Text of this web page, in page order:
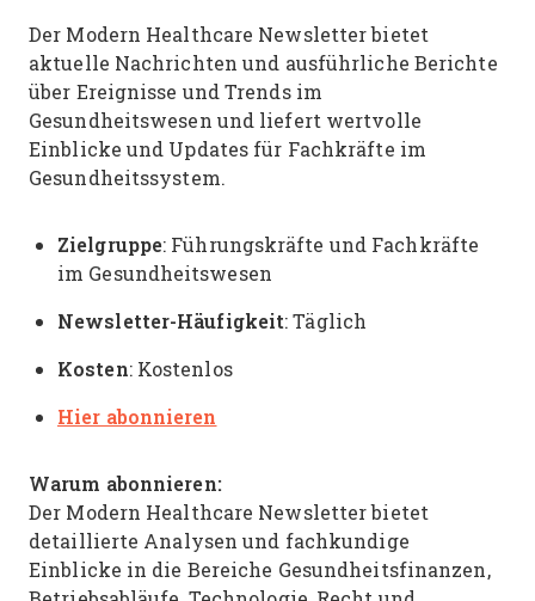
Der Modern Healthcare Newsletter bietet
aktuelle Nachrichten und ausführliche Berichte
über Ereignisse und Trends im
Gesundheitswesen und liefert wertvolle
Einblicke und Updates für Fachkräfte im
Gesundheitssystem.
Zielgruppe: Führungskräfte und Fachkräfte
im Gesundheitswesen
Newsletter-Häufigkeit: Täglich
Kosten: Kostenlos
Hier abonnieren
Warum abonnieren:
Der Modern Healthcare Newsletter bietet
detaillierte Analysen und fachkundige
Einblicke in die Bereiche Gesundheitsfinanzen,